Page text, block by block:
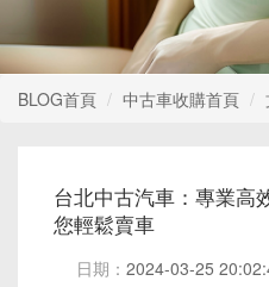
BLOG首頁 中古車收購首頁
台北中古汽車：專業高
您輕鬆賣車
日期： 2024-03-25